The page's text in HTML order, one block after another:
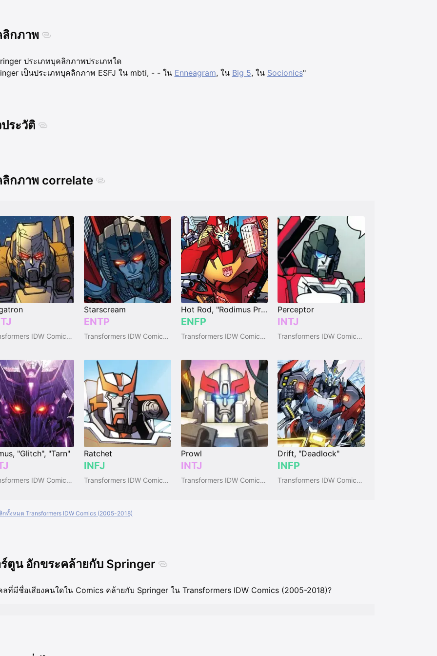
กภาพ
ประเภทบุคลิกภาพประเภทใด
เป็นประเภทบุคลิกภาพ ESFJ ใน mbti, - - ใน Enneagram, ใน Big 5, ใน Socionics"
ระวัติ
กภาพ correlate
Transformers IDW Comics (2005-2018)
Starscream
ENTP
Transformers IDW Comics (2005-2018)
Hot Rod, "Rodimus Prime"
ENFP
Transformers IDW Comics (2005-2018)
Perceptor
INTJ
Transformers IDW Comics (2005-2018)
"Glitch", "Tarn"
Transformers IDW Comics (2005-2018)
Ratchet
INFJ
Transformers IDW Comics (2005-2018)
Prowl
INTJ
Transformers IDW Comics (2005-2018)
Drift, "Deadlock"
INFP
Transformers IDW Comics (2005-2018)
ทั้งหมด Transformers IDW Comics (2005-2018)
ตูน อักขระคล้ายกับ Springer
ที่มีชื่อเสียงคนใดใน Comics คล้ายกับ Springer ใน Transformers IDW Comics (2005-2018)?